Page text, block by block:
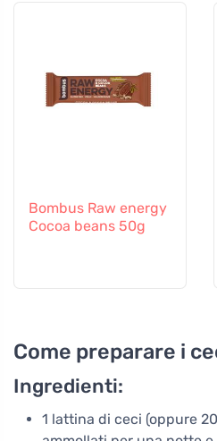
Bombus Raw energy
Cocoa beans 50g
Come preparare i
Ingredienti:
1 lattina di ceci (oppure